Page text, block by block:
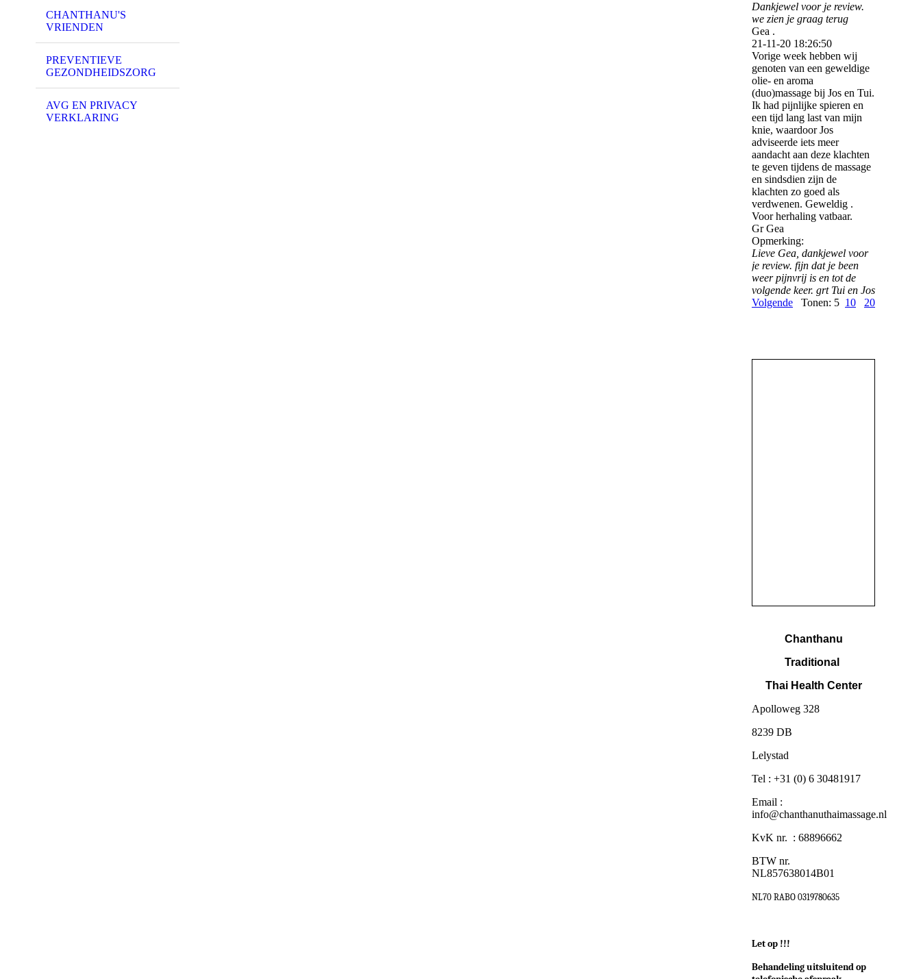
CHANTHANU'S
VRIENDEN
PREVENTIEVE
GEZONDHEIDSZORG
AVG EN PRIVACY
VERKLARING
Dankjewel voor je review.
we zien je graag terug
Gea .
21-11-20 18:26:50
Vorige week hebben wij
genoten van een geweldige
olie- en aroma
(duo)massage bij Jos en Tui.
Ik had pijnlijke spieren en
een tijd lang last van mijn
knie, waardoor Jos
adviseerde iets meer
aandacht aan deze klachten
te geven tijdens de massage
en sindsdien zijn de
klachten zo goed als
verdwenen. Geweldig .
Voor herhaling vatbaar.
Gr Gea
Opmerking:
Lieve Gea, dankjewel voor
je review. fijn dat je been
weer pijnvrij is en tot de
volgende keer. grt Tui en Jos
Volgende
Tonen: 5 10 20
Chanthanu
Traditional
Thai Health Center
Apolloweg 328
8239 DB
Lelystad
Tel : +31 (0) 6 30481917
Email :
info@chanthanuthaimassage.nl
KvK nr. : 68896662
BTW nr.
NL857638014B01
NL70 RABO 0319780635
Let op !!!
Behandeling uitsluitend op